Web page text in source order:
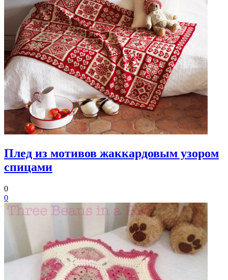
Плед из мотивов жаккардовым узором
спицами
0
0